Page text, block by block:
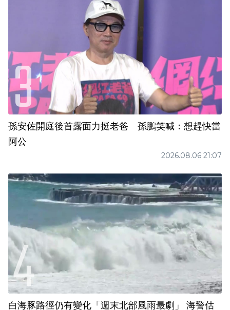
孫安佐開庭後首露面力挺老爸 孫鵬笑喊：想趕快當
阿公
2026.08.06 21:07
白海豚路徑仍有變化「週末北部風雨最劇」 海警估